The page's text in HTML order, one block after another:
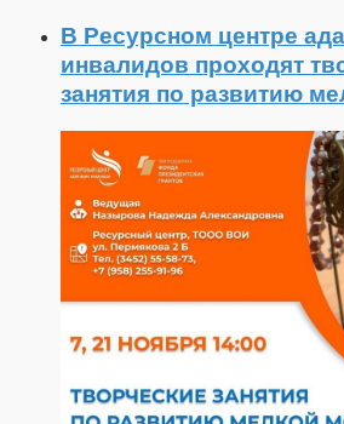
В Ресурсном центре
инвалидов проходят
занятия по развитию